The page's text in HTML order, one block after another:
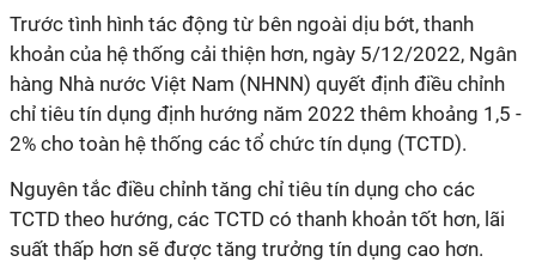
Trước tình hình tác động từ bên ngoài dịu bớt, thanh
khoản của hệ thống cải thiện hơn, ngày 5/12/2022, Ngân
hàng Nhà nước Việt Nam (NHNN) quyết định điều chỉnh
chỉ tiêu tín dụng định hướng năm 2022 thêm khoảng 1,5 -
2% cho toàn hệ thống các tổ chức tín dụng (TCTD).
Nguyên tắc điều chỉnh tăng chỉ tiêu tín dụng cho các
TCTD theo hướng, các TCTD có thanh khoản tốt hơn, lãi
suất thấp hơn sẽ được tăng trưởng tín dụng cao hơn.